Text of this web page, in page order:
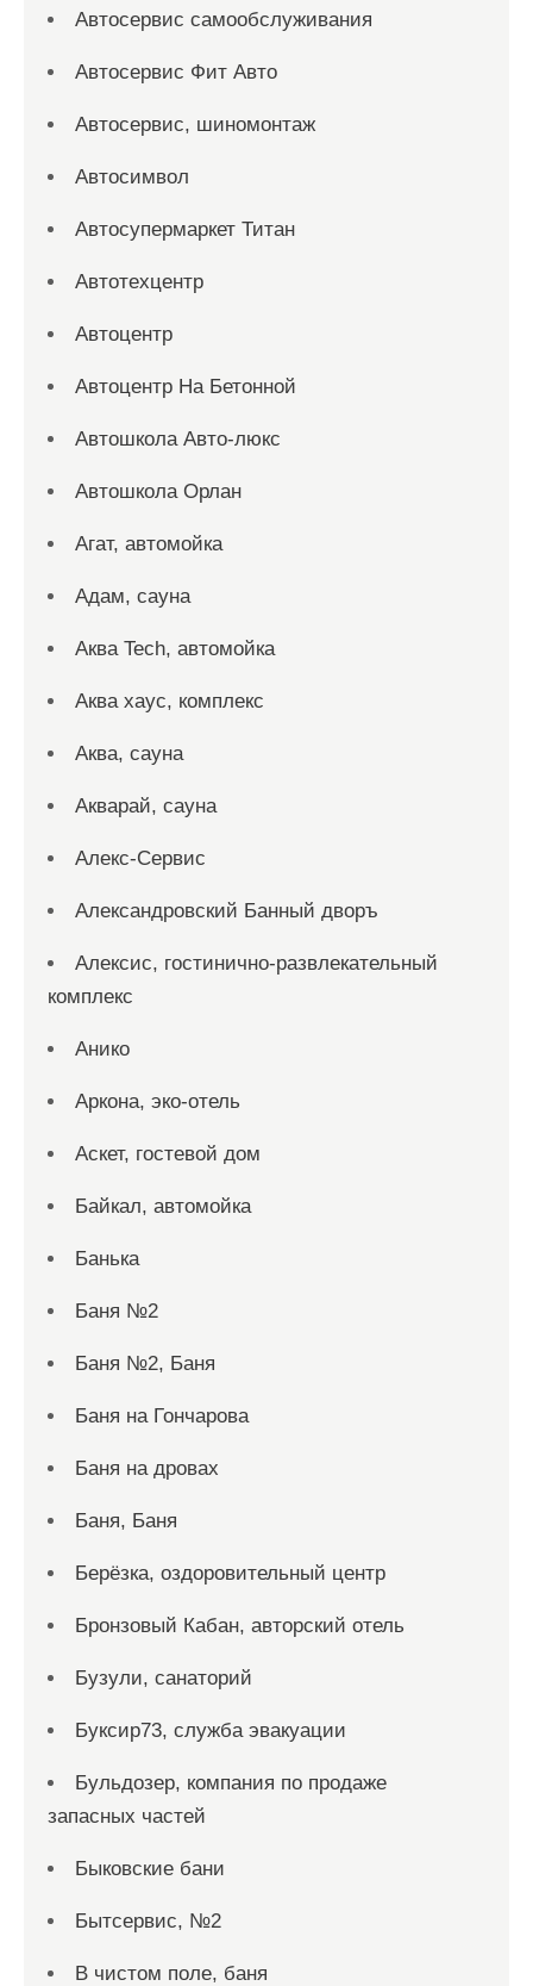
Автосервис самообслуживания
Автосервис Фит Авто
Автосервис, шиномонтаж
Автосимвол
Автосупермаркет Титан
Автотехцентр
Автоцентр
Автоцентр На Бетонной
Автошкола Авто-люкс
Автошкола Орлан
Агат, автомойка
Адам, сауна
Аква Tech, автомойка
Аква хаус, комплекс
Аква, сауна
Акварай, сауна
Алекс-Сервис
Александровский Банный дворъ
Алексис, гостинично-развлекательный
комплекс
Анико
Аркона, эко-отель
Аскет, гостевой дом
Байкал, автомойка
Банька
Баня №2
Баня №2, Баня
Баня на Гончарова
Баня на дровах
Баня, Баня
Берёзка, оздоровительный центр
Бронзовый Кабан, авторский отель
Бузули, санаторий
Буксир73, служба эвакуации
Бульдозер, компания по продаже
запасных частей
Быковские бани
Бытсервис, №2
В чистом поле, баня